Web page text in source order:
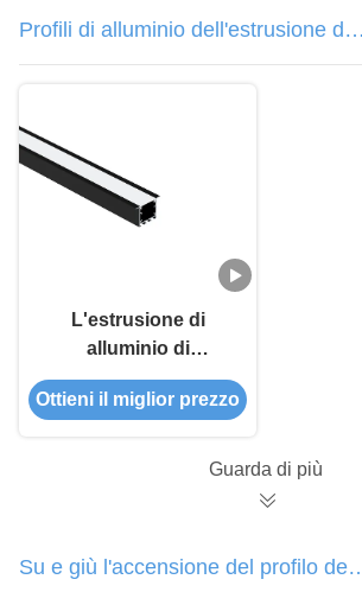
Profili di alluminio dell'estrusione del
LED
L'estrusione di
alluminio di
W35*H35mm LED
profila il supporto
Ottieni il miglior prezzo
Guarda di più
Su e giù l'accensione del profilo del